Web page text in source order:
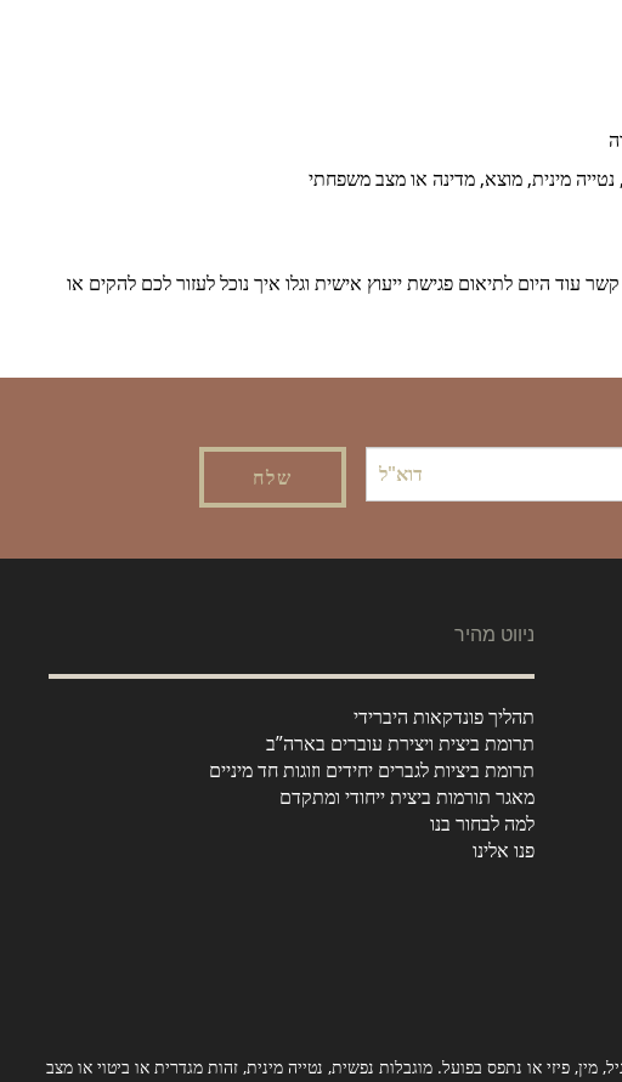
מינית, מוצא, מדינה או מצב משפחתי
היום לתיאום פגישת ייעוץ אישית וגלו איך נוכל לעזור לכם להקים או
ניווט מהיר
תהליך פונדקאות היברידי
תרומת ביצית ויצירת עוברים בארה”ב
תרומת ביציות לגברים יחידים וזוגות חד מיניים
מאגר תורמות ביצית ייחודי ומתקדם
למה לבחור בנו
פנו אלינו
פיזי או נתפס בפועל. מוגבלות נפשית, נטייה מינית, זהות מגדרית או ביטוי או מצב